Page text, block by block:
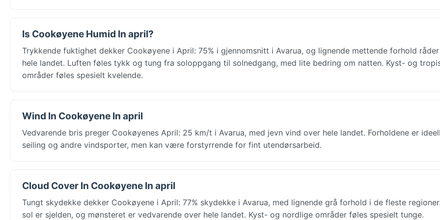
Is Cookøyene Humid In april?
Trykkende fuktighet dekker Cookøyene i April: 75% i gjennomsnitt i Avarua, og lignende mettende forhold
hele landet. Luften føles tykk og tung fra soloppgang til solnedgang, med lite bedring om natten. Kyst- og
områder føles spesielt kvelende.
Wind In Cookøyene In april
Vedvarende bris preger Cookøyenes April: 25 km/t i Avarua, med jevn vind over hele landet. Forholdene er
seiling og andre vindsporter, men kan være forstyrrende for fint utendørsarbeid.
Cloud Cover In Cookøyene In april
Tungt skydekke dekker Cookøyene i April: 77% skydekke i Avarua, med lignende grå forhold i de fleste
sol er sjelden, og mønsteret er vedvarende over hele landet. Kyst- og nordlige områder føles spesielt tunge.